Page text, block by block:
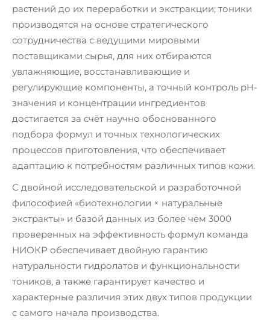
растений до их переработки и экстракции; тоники
производятся на основе стратегического
сотрудничества с ведущими мировыми
поставщиками сырья, для них отбираются
увлажняющие, восстанавливающие и
регулирующие компоненты, а точный контроль pH-
значения и концентрации ингредиентов
достигается за счёт научно обоснованного
подбора формул и точных технологических
процессов приготовления, что обеспечивает
адаптацию к потребностям различных типов кожи.
С двойной исследовательской и разработочной
философией «биотехнологии × натуральные
экстракты» и базой данных из более чем 3000
проверенных на эффективность формул команда
НИОКР обеспечивает двойную гарантию
натуральности гидролатов и функциональности
тоников, а также гарантирует качество и
характерные различия этих двух типов продукции
с самого начала производства.